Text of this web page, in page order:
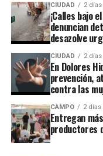
CIUDAD 2 días
¡Calles bajo
denuncian
desazolve
CIUDAD 2 días
En Dolores
prevención,
contra las
CAMPO 2 días
Entregan
productores